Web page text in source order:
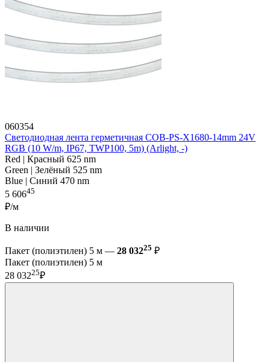
060354
Светодиодная лента герметичная COB-PS-X1680-14mm 24V
RGB (10 W/m, IP67, TWP100, 5m) (Arlight, -)
Red | Красный 625 nm
Green | Зелёный 525 nm
Blue | Синий 470 nm
5 60645
₽/м
В наличии
Пакет (полиэтилен) 5 м — 28 03225 ₽
Пакет (полиэтилен) 5 м
28 03225₽